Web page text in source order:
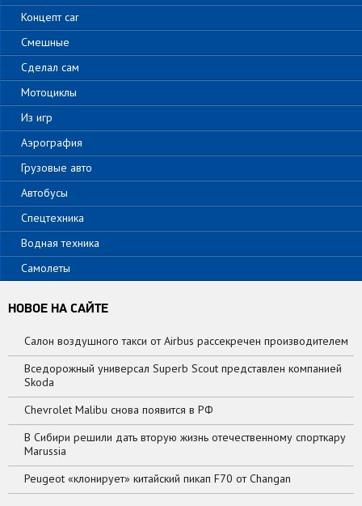
Концепт car
Смешные
Сделал сам
Мотоциклы
Из игр
Аэрография
Грузовые авто
Автобусы
Спецтехника
Водная техника
Самолеты
НОВОЕ НА САЙТЕ
Салон воздушного такси от Airbus рассекречен производителем
Вседорожный универсал Superb Scout представлен компанией
Skoda
Chevrolet Malibu снова появится в РФ
В Сибири решили дать вторую жизнь отечественному спорткару
Marussia
Peugeot «клонирует» китайский пикап F70 от Changan